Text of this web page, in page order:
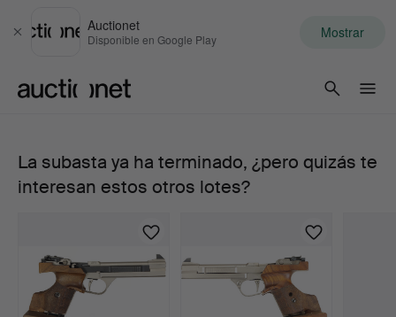
Cerrar
Auctionet
Disponible en Google Play Mostrar
PISTOLA,
marca
Feinwerkbau,
La subasta ya ha terminado, ¿pero quizás te
interesan estos otros lotes?